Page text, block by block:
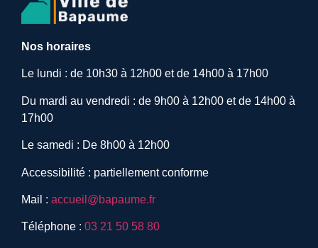
Nos horaires
Le lundi : de 10h30 à 12h00 et de 14h00 à 17h00
Du mardi au vendredi : de 9h00 à 12h00 et de 14h00 à
17h00
Le samedi : De 8h00 à 12h00
Accessibilité : partiellement conforme
Mail : accueil@bapaume.fr
Téléphone : 03 21 50 58 80